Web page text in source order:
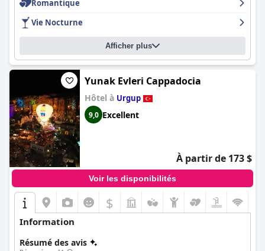
Romantique
Vie Nocturne
Afficher plus
Yunak Evleri Cappadocia
Hôtel à Urgup
9,0 Excellent
À partir de 173 $
Voir les disponibilités
$
Information
Résumé des avis